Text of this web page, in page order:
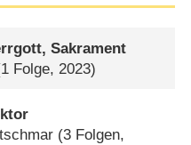
Sakrament
Folge, 2023)
(3 Folgen,